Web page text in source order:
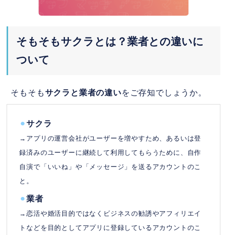
選
も婚活にも使える
8.まとめ
そもそもサクラとは？業者との違いに
ついて
そもそもサクラと業者の違いをご存知でしょうか。
⚫︎サクラ
→アプリの運営会社がユーザーを増やすため、あるいは登
録済みのユーザーに継続して利用してもらうために、自作
自演で「いいね」や「メッセージ」を送るアカウントのこ
と。
⚫︎業者
→恋活や婚活目的ではなくビジネスの勧誘やアフィリエイ
トなどを目的としてアプリに登録しているアカウントのこ